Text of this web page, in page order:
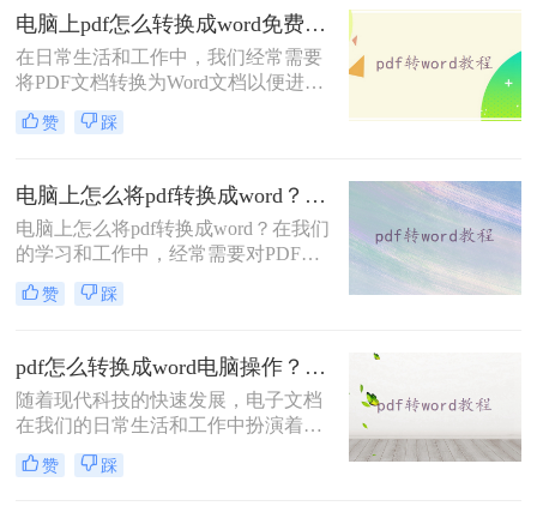
首选格式。那么电脑上word怎么转换
成pdf格式呢？本文将详细介绍几种在
电脑上将Word文档转换成PDF格式的
方法，帮助您轻松应对这一需求。
电脑上pdf怎么转换成word免费？分享3种方法简单易学！
在日常生活和工作中，我们经常需要
将PDF文档转换为Word文档以便进行
编辑、修改或格式调整。尽管市面上
有许多专业的转换软件，但也有一些
求。那么电脑上pdf怎么转换成word免
费呢？以下是三种免费将PDF转换成
Word的方法。
赞 踩
电脑上怎么将pdf转换成word？下面二种方法马上教会你
电脑上怎么将pdf转换成word？在我们
的学习和工作中，经常需要对PDF文
档进行转换。转换时，大家是否遇到
过PDF转换乱码、转换时排版错乱、
题？
赞 踩
pdf怎么转换成word电脑操作？这二种方法简单易学，你一定要知道！
随着现代科技的快速发展，电子文档
在我们的日常生活和工作中扮演着越
来越重要的角色。无论是学术论文、
商业报告还是个人文档，我们经常需
赞 踩